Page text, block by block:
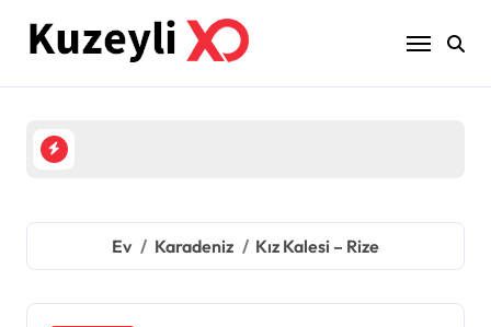
Ev Karadeniz Kız Kalesi – Rize